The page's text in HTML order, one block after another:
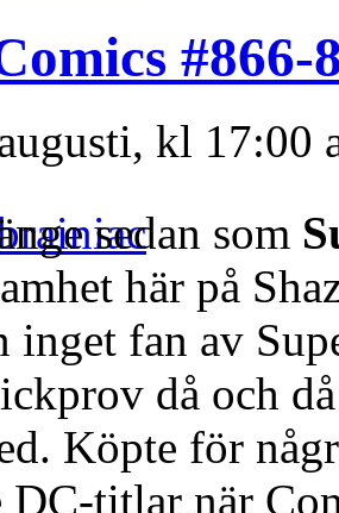
#866-
kl 17:00
sedan som
här på
inget fan av
då och
Köpte för
DC-titlar när